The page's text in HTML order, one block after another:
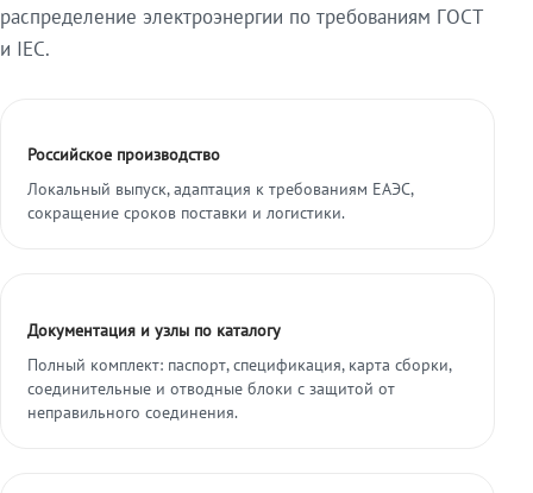
распределение электроэнергии по требованиям ГОСТ
и IEC.
Российское производство
Локальный выпуск, адаптация к требованиям ЕАЭС,
сокращение сроков поставки и логистики.
Документация и узлы по каталогу
Полный комплект: паспорт, спецификация, карта сборки,
соединительные и отводные блоки с защитой от
неправильного соединения.